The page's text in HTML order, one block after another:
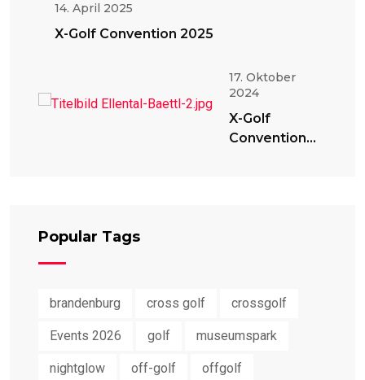
14. April 2025
X-Golf Convention 2025
17. Oktober
2024
X-Golf
Convention
Popular Tags
brandenburg cross golf crossgolf
Events 2026 golf museumspark
nightglow off-golf offgolf